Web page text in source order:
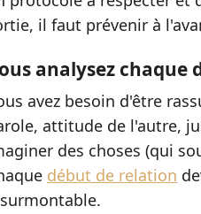
il faut prévenir à
analysez chaque
avez besoin d'être
attitude de l'autre,
des choses (qui
début de relation